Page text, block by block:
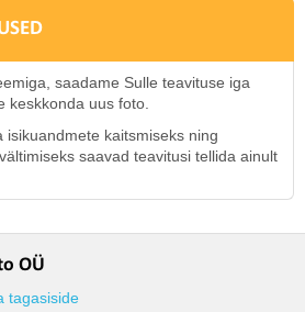
saadame Sulle teavituse iga
keskkonda uus foto.
isikuandmete kaitsmiseks ning
saavad teavitusi tellida ainult
OÜ
tagasiside